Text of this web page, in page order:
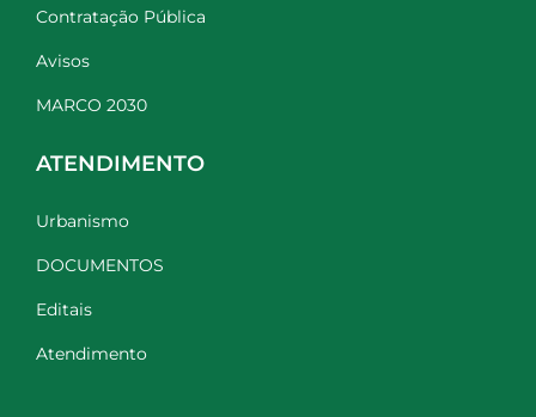
Contratação Pública
Avisos
MARCO 2030
ATENDIMENTO
Urbanismo
DOCUMENTOS
Editais
Atendimento